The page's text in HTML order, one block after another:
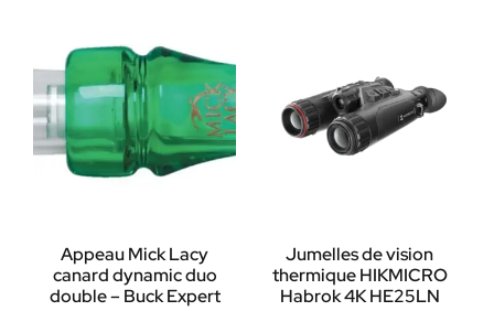
Appeau Mick Lacy
canard dynamic duo
double – Buck Expert
Jumelles de vision
thermique HIKMICRO
Habrok 4K HE25LN